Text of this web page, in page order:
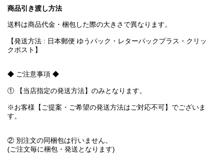
商品引き渡し方法
送料は商品代金・梱包した際の大きさで異なります。
【発送方法 : 日本郵便 ゆうパック・レターパックプラス・クリッ
クポスト】
◆ ご注意事項 ◆
① 【当店指定の発送方法】のみとなります。
※お客様【ご提案・ご希望の発送方法はご対応不可】でございま
す。
② 別注文の同梱包は行いません。
(ご注文毎に梱包・発送となります)